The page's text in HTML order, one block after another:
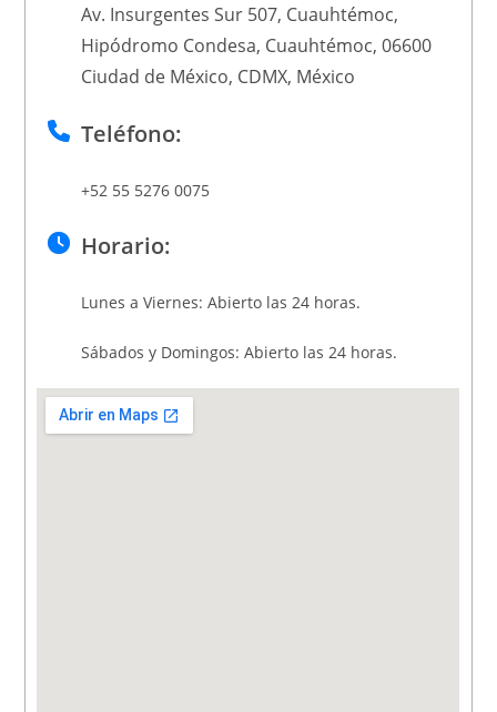
Av. Insurgentes Sur 507, Cuauhtémoc,
Hipódromo Condesa, Cuauhtémoc, 06600
Ciudad de México, CDMX, México
Teléfono:
+52 55 5276 0075
Horario:
Lunes a Viernes: Abierto las 24 horas.
Sábados y Domingos: Abierto las 24 horas.